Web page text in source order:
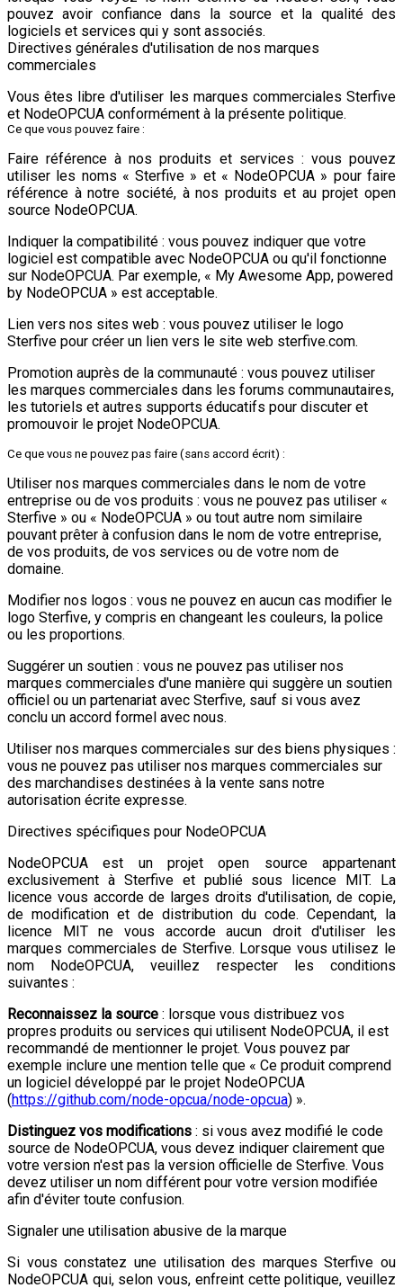
pouvez avoir confiance dans la source et la qualité des
logiciels et services qui y sont associés.
Directives générales d'utilisation de nos marques
commerciales
Vous êtes libre d'utiliser les marques commerciales Sterfive
et NodeOPCUA conformément à la présente politique.
Ce que vous pouvez faire :
Faire référence à nos produits et services : vous pouvez
utiliser les noms « Sterfive » et « NodeOPCUA » pour faire
référence à notre société, à nos produits et au projet open
source NodeOPCUA.
Indiquer la compatibilité : vous pouvez indiquer que votre
logiciel est compatible avec NodeOPCUA ou qu'il fonctionne
sur NodeOPCUA. Par exemple, « My Awesome App, powered
by NodeOPCUA » est acceptable.
Lien vers nos sites web : vous pouvez utiliser le logo
Sterfive pour créer un lien vers le site web sterfive.com.
Promotion auprès de la communauté : vous pouvez utiliser
les marques commerciales dans les forums communautaires,
les tutoriels et autres supports éducatifs pour discuter et
promouvoir le projet NodeOPCUA.
Ce que vous ne pouvez pas faire (sans accord écrit) :
Utiliser nos marques commerciales dans le nom de votre
entreprise ou de vos produits : vous ne pouvez pas utiliser «
Sterfive » ou « NodeOPCUA » ou tout autre nom similaire
pouvant prêter à confusion dans le nom de votre entreprise,
de vos produits, de vos services ou de votre nom de
domaine.
Modifier nos logos : vous ne pouvez en aucun cas modifier le
logo Sterfive, y compris en changeant les couleurs, la police
ou les proportions.
Suggérer un soutien : vous ne pouvez pas utiliser nos
marques commerciales d'une manière qui suggère un soutien
officiel ou un partenariat avec Sterfive, sauf si vous avez
conclu un accord formel avec nous.
Utiliser nos marques commerciales sur des biens physiques :
vous ne pouvez pas utiliser nos marques commerciales sur
des marchandises destinées à la vente sans notre
autorisation écrite expresse.
Directives spécifiques pour NodeOPCUA
NodeOPCUA est un projet open source appartenant
exclusivement à Sterfive et publié sous licence MIT. La
licence vous accorde de larges droits d'utilisation, de copie,
de modification et de distribution du code. Cependant, la
licence MIT ne vous accorde aucun droit d'utiliser les
marques commerciales de Sterfive. Lorsque vous utilisez le
nom NodeOPCUA, veuillez respecter les conditions
suivantes :
Reconnaissez la source : lorsque vous distribuez vos
propres produits ou services qui utilisent NodeOPCUA, il est
recommandé de mentionner le projet. Vous pouvez par
exemple inclure une mention telle que « Ce produit comprend
un logiciel développé par le projet NodeOPCUA
(https://github.com/node-opcua/node-opcua) ».
Distinguez vos modifications : si vous avez modifié le code
source de NodeOPCUA, vous devez indiquer clairement que
votre version n'est pas la version officielle de Sterfive. Vous
devez utiliser un nom différent pour votre version modifiée
afin d'éviter toute confusion.
Signaler une utilisation abusive de la marque
Si vous constatez une utilisation des marques Sterfive ou
NodeOPCUA qui, selon vous, enfreint cette politique, veuillez